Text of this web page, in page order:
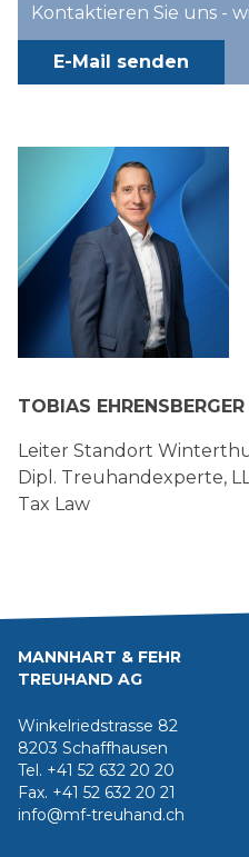
Kontaktieren Sie uns -
E-Mail senden
TOBIAS EHRENSBERGER
Leiter Standort
Dipl. Treuhandexperte,
Tax Law
MANNHART & FEHR
TREUHAND AG
Winkelriedstrasse 82
8203 Schaffhausen
Tel. +41 52 632 20 20
Fax. +41 52 632 20 21
info@mf-treuhand.ch